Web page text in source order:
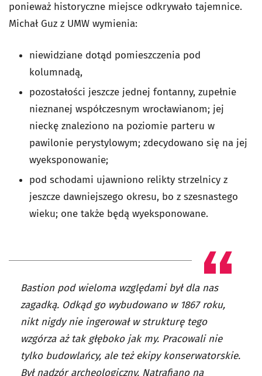
ponieważ historyczne miejsce odkrywało tajemnice.
Michał Guz z UMW wymienia:
niewidziane dotąd pomieszczenia pod
kolumnadą,
pozostałości jeszcze jednej fontanny, zupełnie
nieznanej współczesnym wrocławianom; jej
nieckę znaleziono na poziomie parteru w
pawilonie perystylowym; zdecydowano się na jej
wyeksponowanie;
pod schodami ujawniono relikty strzelnicy z
jeszcze dawniejszego okresu, bo z szesnastego
wieku; one także będą wyeksponowane.
Bastion pod wieloma względami był dla nas
zagadką. Odkąd go wybudowano w 1867 roku,
nikt nigdy nie ingerował w strukturę tego
wzgórza aż tak głęboko jak my. Pracowali nie
tylko budowlańcy, ale też ekipy konserwatorskie.
Był nadzór archeologiczny. Natrafiano na